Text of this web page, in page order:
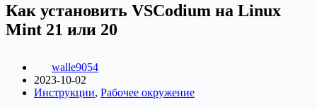
Как установить VSCodium на Linux
Mint 21 или 20
walle9054
2023-10-02
Инструкции, Рабочее окружение